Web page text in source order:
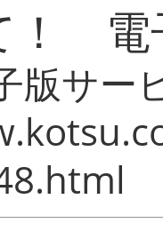
！ 電
版サー